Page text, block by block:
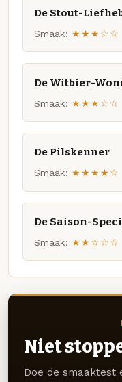
De Stout-
Smaak: ★★★☆☆
De Witbier-
Smaak: ★★★☆☆
De Pilskenner
Smaak: ★★★★☆
De Saison-
Smaak: ★★☆☆☆
Niet
Doe de